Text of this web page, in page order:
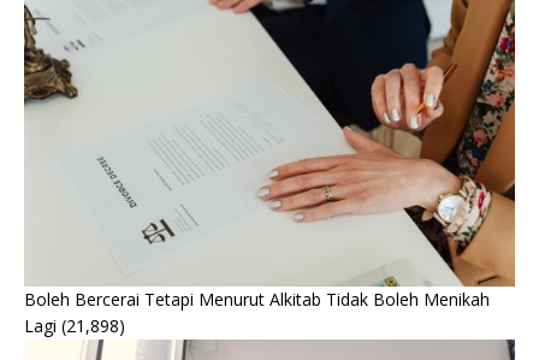
Boleh Bercerai Tetapi Menurut Alkitab Tidak Boleh Menikah
Lagi (21,898)